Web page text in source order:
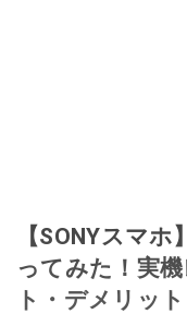
【SONYスマ
ってみた！実
ト・デメリッ